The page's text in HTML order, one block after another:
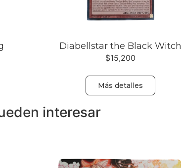
Diabellstar the Black Witch
$15,200
Más detalles
interesar